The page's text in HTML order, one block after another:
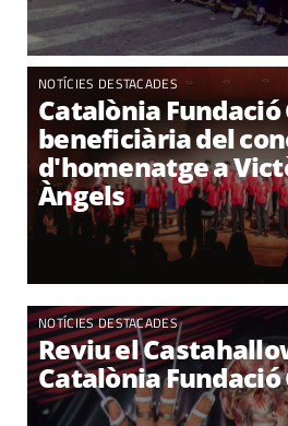
NOTÍCIES DESTACADES
Catalònia
beneficiària del
d'homenatge a
Àngels
NOTÍCIES DESTACADES
Reviu el
Catalònia